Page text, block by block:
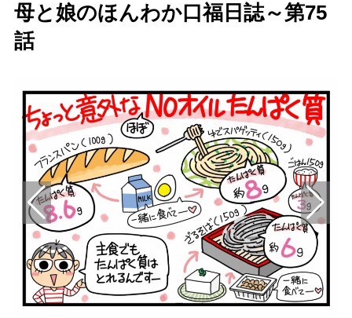
母と娘のほんわか口福日誌～第75
話